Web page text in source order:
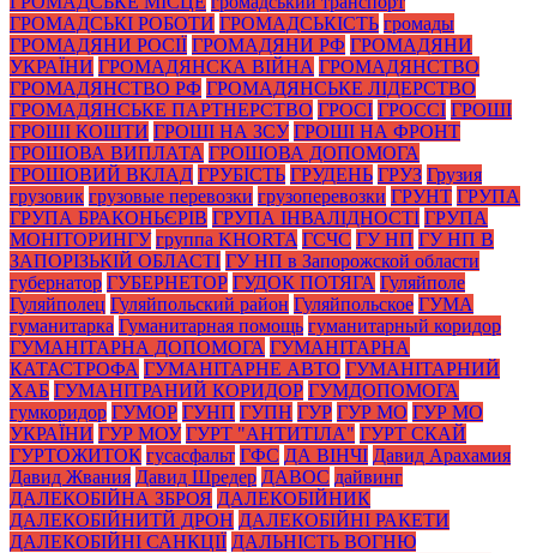
ГРОМАДСЬКІ РОБОТИ ГРОМАДСЬКІСТЬ громады
ГРОМАДЯНИ РОСІЇ ГРОМАДЯНИ РФ ГРОМАДЯНИ
УКРАЇНИ ГРОМАДЯНСКА ВІЙНА ГРОМАДЯНСТВО
ГРОМАДЯНСТВО РФ ГРОМАДЯНСЬКЕ ЛІДЕРСТВО
ГРОМАДЯНСЬКЕ ПАРТНЕРСТВО ГРОСІ ГРОССІ ГРОШІ
ГРОШІ КОШТИ ГРОШІ НА ЗСУ ГРОШІ НА ФРОНТ
ГРОШОВА ВИПЛАТА ГРОШОВА ДОПОМОГА
ГРОШОВИЙ ВКЛАД ГРУБІСТЬ ГРУДЕНЬ ГРУЗ Грузия
грузовик грузовые перевозки грузоперевозки ГРУНТ ГРУПА
ГРУПА БРАКОНЬЄРІВ ГРУПА ІНВАЛІДНОСТІ ГРУПА
МОНІТОРИНГУ группа KHORTA ГСЧС ГУ НП ГУ НП В
ЗАПОРІЗЬКІЙ ОБЛАСТІ ГУ НП в Запорожской области
губернатор ГУБЕРНЕТОР ГУДОК ПОТЯГА Гуляйполе
Гуляйполец Гуляйпольский район Гуляйпольское ГУМА
гуманитарка Гуманитарная помощь гуманитарный коридор
ГУМАНІТАРНА ДОПОМОГА ГУМАНІТАРНА
КАТАСТРОФА ГУМАНІТАРНЕ АВТО ГУМАНІТАРНИЙ
ХАБ ГУМАНІТРАНИЙ КОРИДОР ГУМДОПОМОГА
гумкоридор ГУМОР ГУНП ГУПН ГУР ГУР МО ГУР МО
УКРАЇНИ ГУР МОУ ГУРТ "АНТИТІЛА" ГУРТ СКАЙ
ГУРТОЖИТОК гусасфальт ГФС ДА ВІНЧІ Давид Арахамия
Давид Жвания Давид Шредер ДАВОС дайвинг
ДАЛЕКОБІЙНА ЗБРОЯ ДАЛЕКОБІЙНИК
ДАЛЕКОБІЙНИТЙ ДРОН ДАЛЕКОБІЙНІ РАКЕТИ
ДАЛЕКОБІЙНІ САНКЦІЇ ДАЛЬНІСТЬ ВОГНЮ